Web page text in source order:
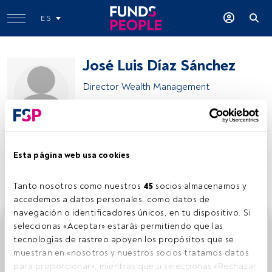
Esta página web usa cookies
Tanto nosotros como nuestros 45 socios almacenamos y
accedemos a datos personales, como datos de
navegación o identificadores únicos, en tu dispositivo. Si
seleccionas «Aceptar» estarás permitiendo que las
tecnologías de rastreo apoyen los propósitos que se
muestran en «nosotros y nuestros socios tratamos datos
para proporcionar», mientras que si seleccionas «Rechazar
ES
José Luis Díaz Sánchez
Director Wealth Management
Compartir:
Este es un artículo exclusivo para los usuarios registrados
de FundsPeople. Si ya estás registrado, accede desde el
botón Login. Si aún no tienes cuenta, te invitamos a
registrarte y disfrutar de todo el universo que ofrece